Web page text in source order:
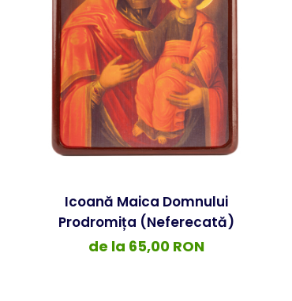
Icoană Maica Domnului
Prodromița (Neferecată)
de la 65,00 RON